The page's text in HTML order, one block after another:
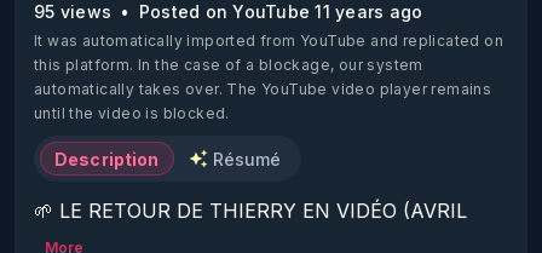
95 views Posted on YouTube 11 years ago
It was automatically imported from YouTube and replicated on
this platform. In the case of a blockage, our system
automatically takes over. The YouTube video player remains
until the video is blocked.
Description Résumé
🌱 LE RETOUR DE THIERRY EN VIDÉO (AVRIL
2022)!
More